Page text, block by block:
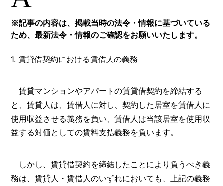
※記事の内容は、掲載当時の法令・情報に基づいている
ため、最新法令・情報のご確認をお願いいたします。
1. 賃貸借契約における賃借人の義務
賃貸マンションやアパートの賃貸借契約を締結する
と、賃貸人は、賃借人に対し、契約した居室を賃借人に
使用収益させる義務を負い、賃借人は当該居室を使用収
益する対価としての賃料支払義務を負います。
しかし、賃貸借契約を締結したことにより負うべき義
務は、賃貸人・賃借人のいずれにおいても、上記の義務